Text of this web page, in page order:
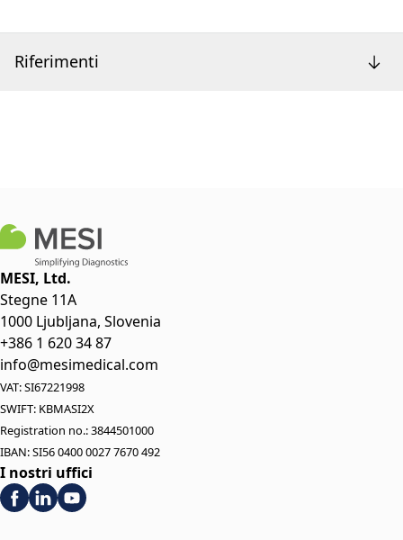
Riferimenti
MESI, Ltd.
Stegne 11A
1000 Ljubljana, Slovenia
+386 1 620 34 87
info@mesimedical.com
VAT: SI67221998
SWIFT: KBMASI2X
Registration no.: 3844501000
IBAN: SI56 0400 0027 7670 492
I nostri uffici